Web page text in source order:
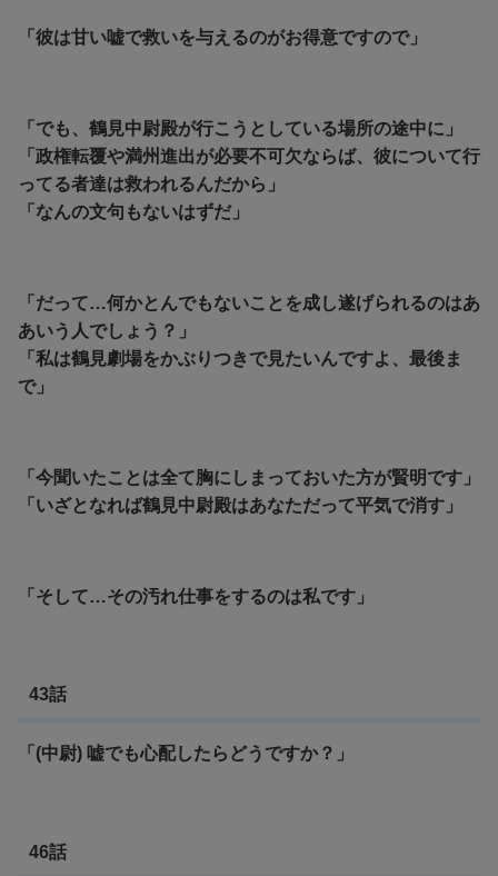
「彼は甘い嘘で救いを与えるのがお得意ですので」
「でも、鶴見中尉殿が行こうとしている場所の途中に」
「政権転覆や満州進出が必要不可欠ならば、彼について行
ってる者達は救われるんだから」
「なんの文句もないはずだ」
「だって…何かとんでもないことを成し遂げられるのはあ
あいう人でしょう？」
「私は鶴見劇場をかぶりつきで見たいんですよ、最後ま
で」
「今聞いたことは全て胸にしまっておいた方が賢明です」
「いざとなれば鶴見中尉殿はあなただって平気で消す」
「そして…その汚れ仕事をするのは私です」
43話
「(中尉) 嘘でも心配したらどうですか？」
46話